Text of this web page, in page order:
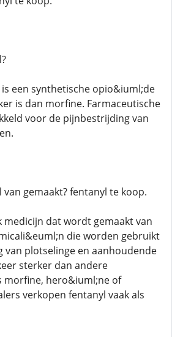
is een synthetische opio&iuml;de
is dan morfine. Farmaceutische
voor de pijnbestrijding van
gemaakt? fentanyl te koop.
medicijn dat wordt gemaakt van
die worden gebruikt
van plotselinge en aanhoudende
sterker dan andere
morfine, hero&iuml;ne of
verkopen fentanyl vaak als